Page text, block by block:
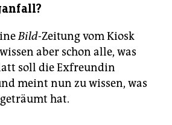
Bild-Zeitung vom Kiosk
aber schon alle, was
soll die Exfreundin
meint nun zu wissen, was
hat.